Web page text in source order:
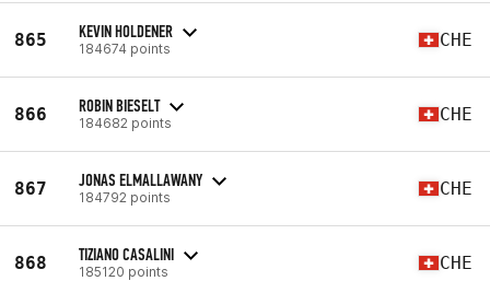
865 KEVIN HOLDENER
184674 points CHE
866 ROBIN BIESELT
184682 points CHE
867 JONAS ELMALLAWANY
184792 points CHE
868 TIZIANO CASALINI
185120 points CHE